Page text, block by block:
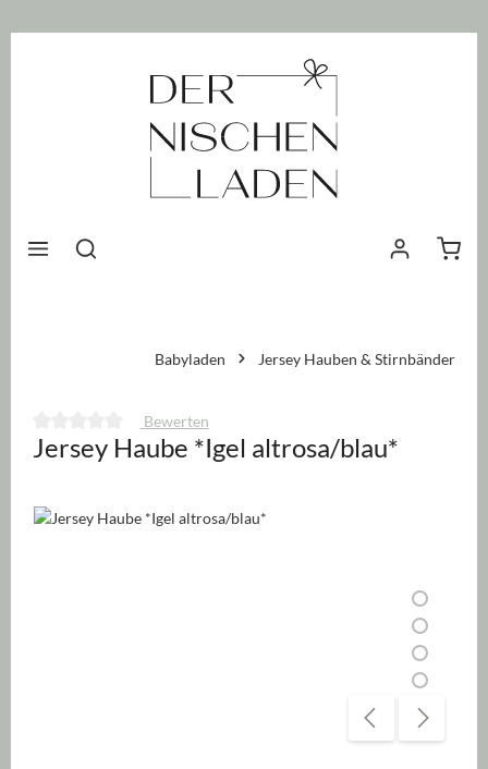
Babyladen Jersey Hauben & Stirnbänder
Durchschnittliche Bewertung von 0 von 5 Sternen
Bewerten
Jersey Haube *Igel altrosa/blau*
Bildergalerie überspringen